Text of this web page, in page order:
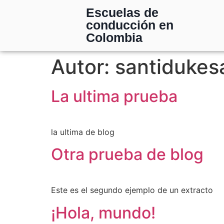
Escuelas de
conducción en
Colombia
Autor:
La ultima prueba
la ultima de blog
Otra prueba de blog
Este es el segundo ejemplo de un extracto
¡Hola, mundo!